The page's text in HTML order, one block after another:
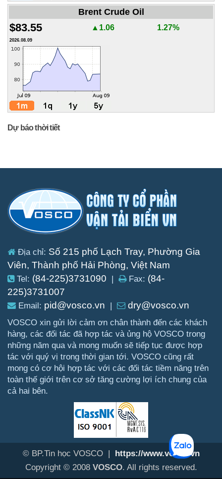
Brent Crude Oil
$83.55 ▲1.06 1.27%
2026.08.09
Dự báo thời tiết
Địa chỉ: Số 215 phố Lạch Tray, Phường Gia
Viên, Thành phố Hải Phòng, Việt Nam
Tel: (84-225)3731090 | Fax: (84-
225)3731007
Email: pid@vosco.vn | dry@vosco.vn
VOSCO xin gửi lời cảm ơn chân thành đến các khách
hàng, các đối tác đã hợp tác và ủng hộ VOSCO trong
những năm qua và mong muốn sẽ tiếp tục được hợp
tác với quý vị trong thời gian tới. VOSCO cũng rất
mong có cơ hội hợp tác với các đối tác tiềm năng trên
toàn thế giới trên cơ sở tăng cường lợi ích chung của
cả hai bên.
© BP.Tin học VOSCO |
https://www.vosco.vn
Copyright © 2008 VOSCO. All rights reserved.